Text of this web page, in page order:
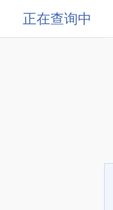
正在查询中